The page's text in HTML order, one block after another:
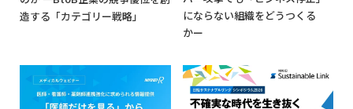
造する「カテゴリー戦略」
にならない組織をどうつくる
かー